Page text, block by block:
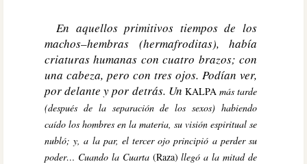
En aquellos primitivos tiempos de los
machos–hembras (hermafroditas), había
criaturas humanas con cuatro brazos; con
una cabeza, pero con tres ojos. Podían ver,
por delante y por detrás. Un KALPAmás tarde
(después de la separación de los sexos) habiendo
caído los hombres en la materia, su visión espiritual se
nubló; y, a la par, el tercer ojo principió a perder su
poder… Cuando la Cuarta (Raza) llegó a la mitad de